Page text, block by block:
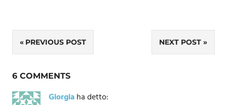
Navigazione
articoli
PREVIOUS POST NEXT POST
6 COMMENTS
Giorgiaha detto: